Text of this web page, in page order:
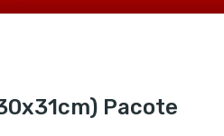
Pacote